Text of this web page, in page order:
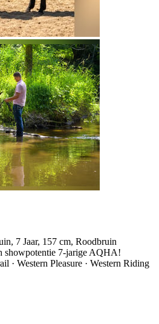
7 Jaar, 157 cm, Roodbruin
showpotentie 7-jarige AQHA!
· Western Pleasure · Western Riding